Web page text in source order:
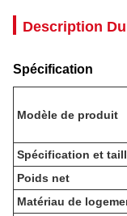
Description
Spécification
Modèle de produit
Spécification et
Poids net
Matériau de